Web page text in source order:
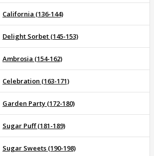
California (136-144)
Delight Sorbet (145-153)
Ambrosia (154-162)
Celebration (163-171)
Garden Party (172-180)
Sugar Puff (181-189)
Sugar Sweets (190-198)